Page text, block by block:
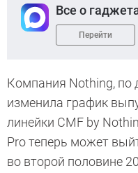
Все о
Перейти
Компания Nothing, по
изменила график
линейки CMF by
Pro теперь может
во второй половине